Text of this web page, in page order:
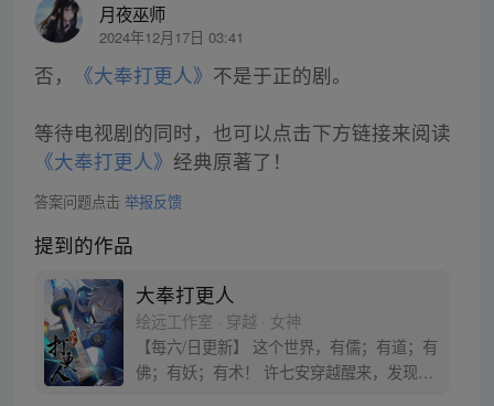
月夜巫师
2024年12月17日 03:41
否， 《大奉打更人》 不是于正的剧。
等待电视剧的同时，也可以点击下方链接来阅读
《大奉打更人》 经典原著了！
答案问题点击 举报反馈
提到的作品
大奉打更人
绘远工作室 · 穿越 · 女神
【每六/日更新】 这个世界，有儒；有道；有
佛；有妖；有术！ 许七安穿越醒来，发现自